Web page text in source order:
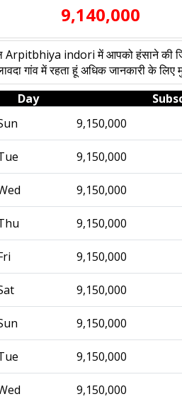
9,140,000
Arpitbhiya indori में आपको हंसाने की
गांव में रहता हूं अधिक जानकारी के
Day
9,150,000
9,150,000
9,150,000
9,150,000
9,150,000
9,150,000
9,150,000
9,150,000
9,150,000